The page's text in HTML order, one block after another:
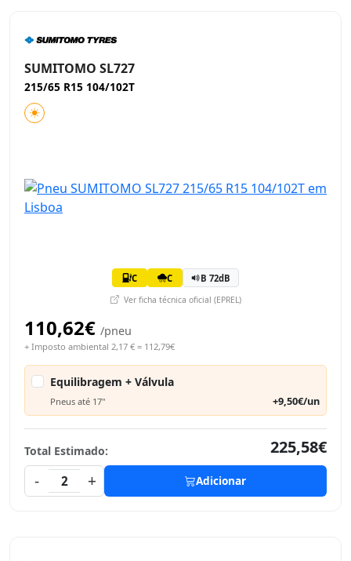
SUMITOMO SL727
215/65 R15 104/102T
C C B 72dB
Ver ficha técnica oficial (EPREL)
110,62€ /pneu
+ Imposto ambiental 2,17 € = 112,79€
Equilibragem + Válvula
Pneus até 17" +9,50€/un
Total Estimado:
225,58€
-
2 + Adicionar